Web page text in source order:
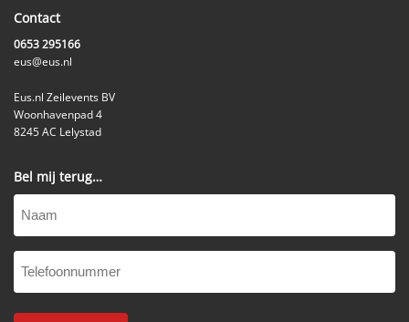
Contact
0653 295166
eus@eus.nl
Eus.nl Zeilevents BV
Woonhavenpad 4
8245 AC Lelystad
Bel mij terug…
Naam
Telefoonnummer
(Vereist)